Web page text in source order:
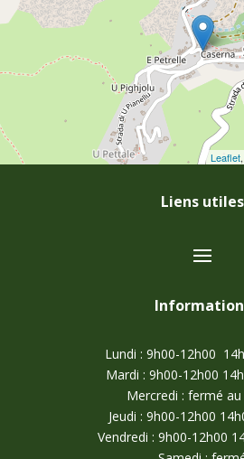
Leaflet
Liens utiles
Lundi : 9h00-12h00
Mardi : 9h00-12h00
Mercredi : fermé
Jeudi : 9h00-12h00
Vendredi : 9h00-12h00